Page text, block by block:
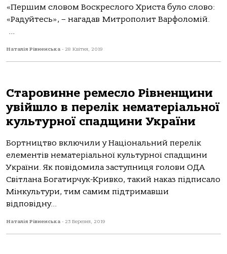
«Першим словом Воскреслого Христа було слово:
«Радуйтесь», – нагадав Митрополит Варфоломій.
...
Наталія Рівненська - 28 Квітня, 2019
Старовинне ремесло Рівненщини
увійшло в перелік нематеріальної
культурної спадщини України
Бортництво включили у Національний перелік
елементів нематеріальної культурної спадщини
України. Як повідомила заступниця голови ОДА
Світлана Богатирчук-Кривко, такий наказ підписало
Мінкультури, тим самим підтримавши
відповідну...
Наталія Рівненська - 23 Березня, 2019